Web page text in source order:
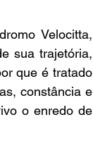
Velocitta,
sua trajetória,
que é tratado
constância e
o enredo de